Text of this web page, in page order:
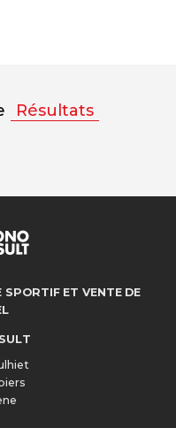
Résultats
SPORTIF ET VENTE DE